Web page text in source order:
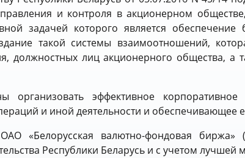
и контроля в акционерном
задачей которого является обеспечение
такой системы взаимоотношений,
должностных лиц акционерного общества, а
эффективное корпоративное
и иной деятельности и обеспечивающее
«Белорусская валютно-фондовая
Республики Беларусь и с учетом лучшей